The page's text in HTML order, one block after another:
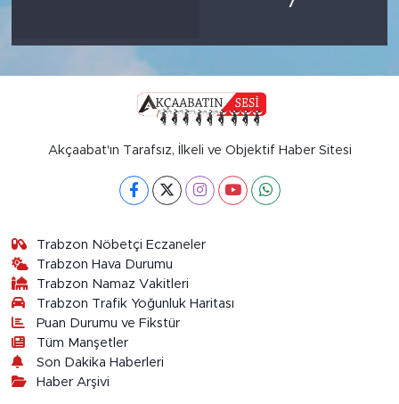
Akçaabat'ın Tarafsız, İlkeli ve Objektif Haber Sitesi
Trabzon Nöbetçi Eczaneler
Trabzon Hava Durumu
Trabzon Namaz Vakitleri
Trabzon Trafik Yoğunluk Haritası
Puan Durumu ve Fikstür
Tüm Manşetler
Son Dakika Haberleri
Haber Arşivi